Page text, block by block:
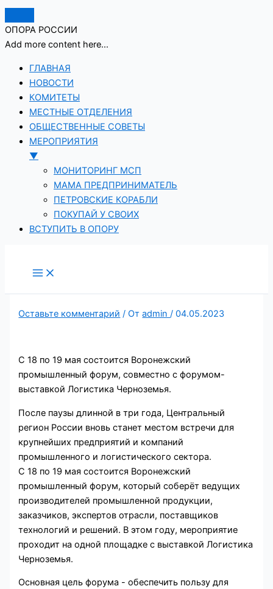
ОПОРА РОССИИ
Add more content here...
ГЛАВНАЯ
НОВОСТИ
КОМИТЕТЫ
МЕСТНЫЕ ОТДЕЛЕНИЯ
ОБЩЕСТВЕННЫЕ СОВЕТЫ
МЕРОПРИЯТИЯ
▼
МОНИТОРИНГ МСП
МАМА ПРЕДПРИНИМАТЕЛЬ
ПЕТРОВСКИЕ КОРАБЛИ
ПОКУПАЙ У СВОИХ
ВСТУПИТЬ В ОПОРУ
Оставьте комментарий / Отadmin/04.05.2023
С 18 по 19 мая состоится Воронежский
промышленный форум, совместно с форумом-
выставкой Логистика Черноземья.
После паузы длинной в три года, Центральный
регион России вновь станет местом встречи для
крупнейших предприятий и компаний
промышленного и логистического сектора.
С 18 по 19 мая состоится Воронежский
промышленный форум, который соберёт ведущих
производителей промышленной продукции,
заказчиков, экспертов отрасли, поставщиков
технологий и решений. В этом году, мероприятие
проходит на одной площадке с выставкой Логистика
Черноземья.
Основная цель форума - обеспечить пользу для